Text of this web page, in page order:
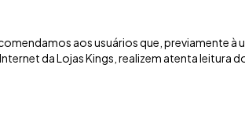
aos usuários que, previamente
da Lojas Kings, realizem atenta leitura